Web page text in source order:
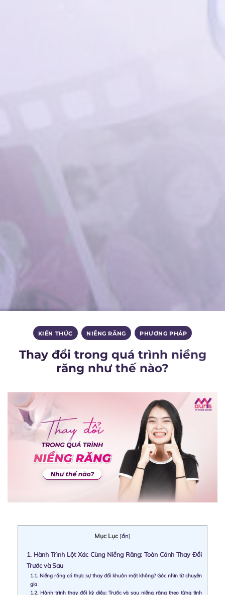
KIẾN THỨC , NIỀNG RĂNG , PHƯƠNG PHÁP
Thay đổi trong quá trình niềng
răng như thế nào?
Mục Lục [ẩn]
1. Hành Trình Lột Xác Cùng Niềng Răng: Toàn Cảnh Thay Đổi
Trước và Sau
1.1. Niềng răng có thực sự thay đổi khuôn mặt không? Góc nhìn từ chuyên
gia
1.2. Hành trình thay đổi kỳ diệu: Trước và sau niềng răng theo từng tình